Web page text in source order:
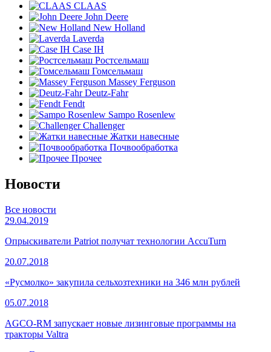
CLAAS
John Deere
New Holland
Laverda
Case IH
Ростсельмаш
Гомсельмаш
Massey Ferguson
Deutz-Fahr
Fendt
Sampo Rosenlew
Challenger
Жатки навесные
Почвообработка
Прочее
Новости
Все новости
29.04.2019
Опрыскиватели Patriot получат технологии AccuTurn
20.07.2018
«Русмолко» закупила сельхозтехники на 346 млн рублей
05.07.2018
AGCO-RM запускает новые лизинговые программы на
тракторы Valtra